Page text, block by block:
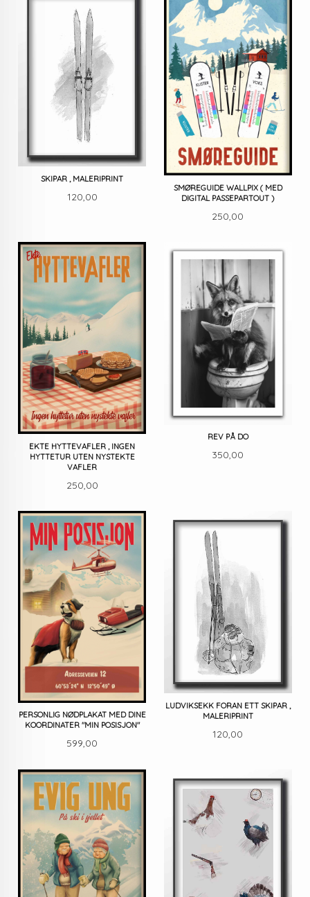
SKIPAR , MALERIPRINT
Pris
120,00
SMØREGUIDE WALLPIX ( MED
DIGITAL PASSEPARTOUT )
Pris
250,00
EKTE HYTTEVAFLER , INGEN
HYTTETUR UTEN NYSTEKTE
VAFLER
Pris
250,00
REV PÅ DO
Pris
350,00
PERSONLIG NØDPLAKAT MED DINE
KOORDINATER "MIN POSISJON"
Pris
599,00
LUDVIKSEKK FORAN ETT SKIPAR ,
MALERIPRINT
Pris
120,00